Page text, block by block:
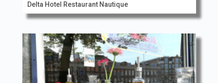
Delta Hotel Restaurant Nautique